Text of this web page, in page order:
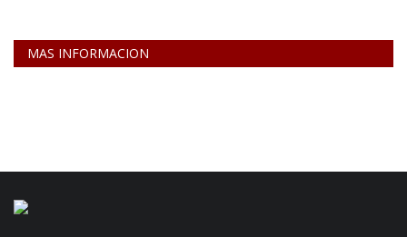
MAS INFORMACION